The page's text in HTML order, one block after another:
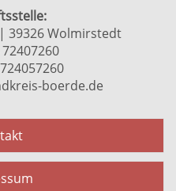
39326 Wolmirstedt
boerde.de